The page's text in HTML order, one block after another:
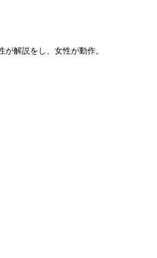
解説をし、女性が動作。